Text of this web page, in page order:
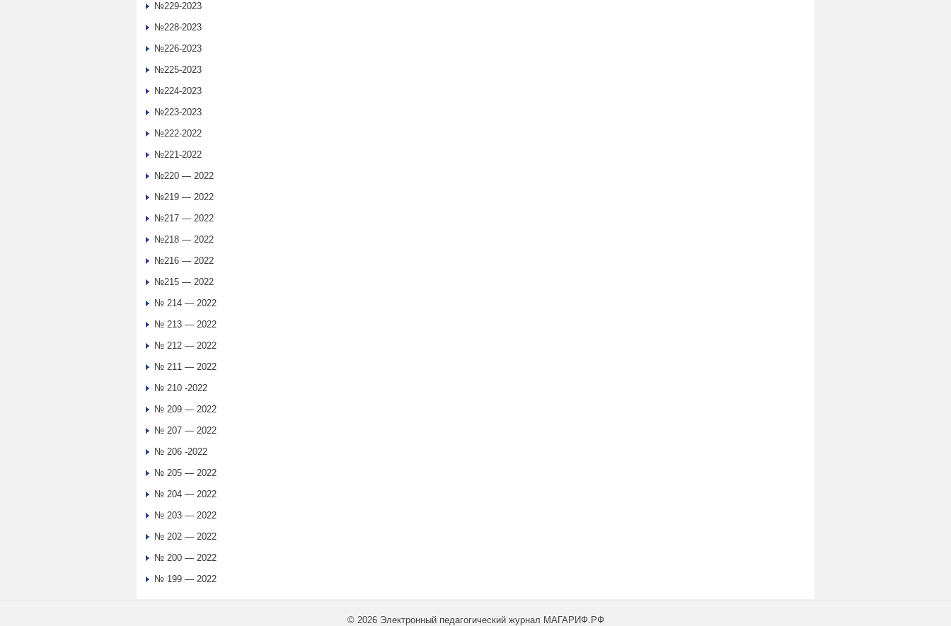
№229-2023
№228-2023
№226-2023
№225-2023
№224-2023
№223-2023
№222-2022
№221-2022
№220 — 2022
№219 — 2022
№217 — 2022
№218 — 2022
№216 — 2022
№215 — 2022
№ 214 — 2022
№ 213 — 2022
№ 212 — 2022
№ 211 — 2022
№ 210 -2022
№ 209 — 2022
№ 207 — 2022
№ 206 -2022
№ 205 — 2022
№ 204 — 2022
№ 203 — 2022
№ 202 — 2022
№ 200 — 2022
№ 199 — 2022
© 2026 Электронный педагогический журнал МАГАРИФ.РФ